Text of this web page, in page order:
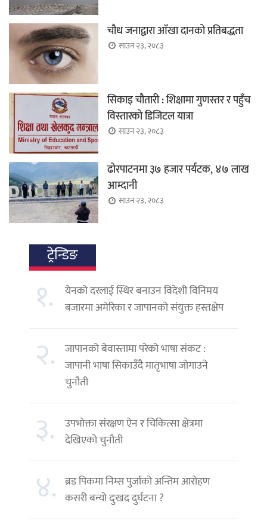
चौध जनाद्वारा आँखा दानको प्रतिबद्धता
साउन २३, २०८३
सिकाइ चौतारी : शिक्षामा गुणस्तर र पहुँच
विस्तारको डिजिटल यात्रा
साउन २३, २०८३
ढोरपाटनमा ३७ हजार पर्यटक, ४७ लाख
आम्दानी
साउन २३, २०८३
ट्रेन्डिङ
१.
येनको दरलाई स्थिर बनाउन विदेशी विनिमय
बजारमा अमेरिका र जापानको संयुक्त हस्तक्षेप
२. जापानको बेवास्तामा परेको भाषा संकट :
जापानी भाषा सिकाउँदै मातृभाषा जोगाउने
चुनौती
३.
उपभोक्ता संरक्षण ऐन र चिकित्सा क्षेत्रमा
देखिएको चुनौती
४. ब्रड पिकमा निम्स पुर्जाको अन्तिम आरोहण
कसरी बन्यो दुःखद दुर्घटना ?